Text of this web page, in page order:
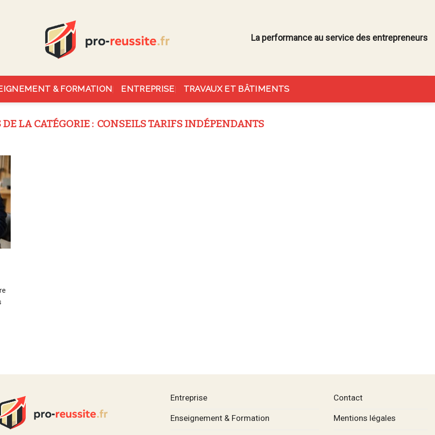
La performance au service des entrepreneurs
& FORMATION ENTREPRISE TRAVAUX ET BÂTIMENTS
CONSEILS TARIFS INDÉPENDANTS
Entreprise
Enseignement & Formation
Contact
Mentions légales